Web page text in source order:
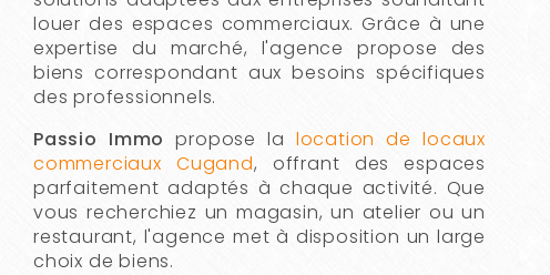
louer des espaces commerciaux. Grâce à une
expertise du marché, l'agence propose des
biens correspondant aux besoins spécifiques
des professionnels.
Passio Immo propose la location de locaux
commerciaux Cugand, offrant des espaces
parfaitement adaptés à chaque activité. Que
vous recherchiez un magasin, un atelier ou un
restaurant, l'agence met à disposition un large
choix de biens.